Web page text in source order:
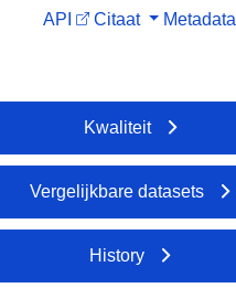
API Citaat Metadata
Kwaliteit
Vergelijkbare datasets
History